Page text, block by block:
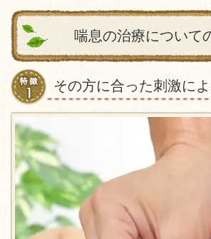
喘息の治療について
その方に合った刺激に